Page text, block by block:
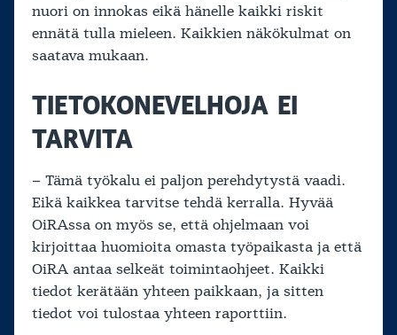
nuori on innokas eikä hänelle kaikki riskit
ennätä tulla mieleen. Kaikkien näkökulmat on
saatava mukaan.
TIETOKONEVELHOJA EI
TARVITA
– Tämä työkalu ei paljon perehdytystä vaadi.
Eikä kaikkea tarvitse tehdä kerralla. Hyvää
OiRAssa on myös se, että ohjelmaan voi
kirjoittaa huomioita omasta työpaikasta ja että
OiRA antaa selkeät toimintaohjeet. Kaikki
tiedot kerätään yhteen paikkaan, ja sitten
tiedot voi tulostaa yhteen raporttiin.